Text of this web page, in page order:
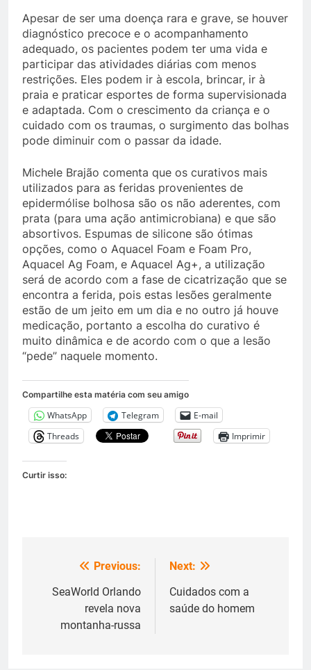
Apesar de ser uma doença rara e grave, se houver
diagnóstico precoce e o acompanhamento
adequado, os pacientes podem ter uma vida e
participar das atividades diárias com menos
restrições. Eles podem ir à escola, brincar, ir à
praia e praticar esportes de forma supervisionada
e adaptada. Com o crescimento da criança e o
cuidado com os traumas, o surgimento das bolhas
pode diminuir com o passar da idade.
Michele Brajão comenta que os curativos mais
utilizados para as feridas provenientes de
epidermólise bolhosa são os não aderentes, com
prata (para uma ação antimicrobiana) e que são
absortivos. Espumas de silicone são ótimas
opções, como o Aquacel Foam e Foam Pro,
Aquacel Ag Foam, e Aquacel Ag+, a utilização
será de acordo com a fase de cicatrização que se
encontra a ferida, pois estas lesões geralmente
estão de um jeito em um dia e no outro já houve
medicação, portanto a escolha do curativo é
muito dinâmica e de acordo com o que a lesão
“pede” naquele momento.
Compartilhe esta matéria com seu amigo
WhatsApp Telegram
E-mail
Threads
Imprimir
Curtir isso:
Navegação
de
Post
Previous:
SeaWorld Orlando
revela nova
montanha-russa
Next:
Cuidados com a
saúde do homem